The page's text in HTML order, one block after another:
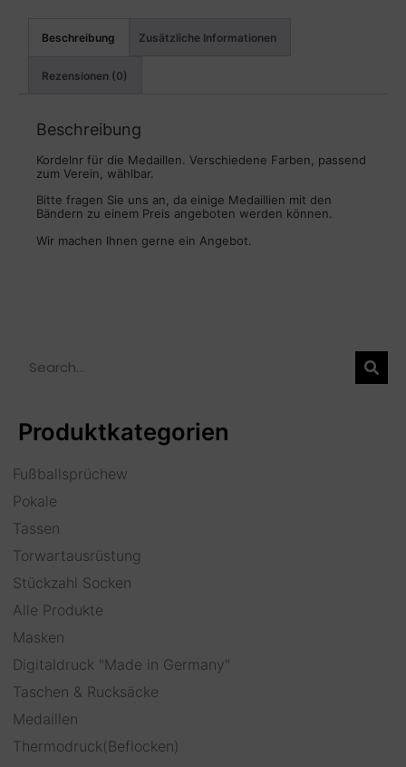
Beschreibung Zusätzliche Informationen
Rezensionen (0)
Beschreibung
Kordelnr für die Medaillen. Verschiedene Farben, passend
zum Verein, wählbar.
Bitte fragen Sie uns an, da einige Medaillien mit den
Bändern zu einem Preis angeboten werden können.
Wir machen Ihnen gerne ein Angebot.
Produktkategorien
Fußballsprüchew
Pokale
Tassen
Torwartausrüstung
Stückzahl Socken
Alle Produkte
Masken
Digitaldruck "Made in Germany"
Taschen & Rucksäcke
Medaillen
Thermodruck(Beflocken)